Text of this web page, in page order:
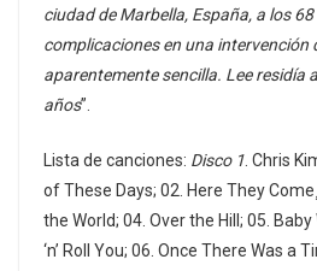
ciudad de Marbella, España, a los
complicaciones en una intervención
aparentemente sencilla. Lee residía
años”.
Lista de canciones: Disco 1 . Chris
of These Days; 02. Here They
the World; 04. Over the Hill; 05. Baby
‘n’ Roll You; 06. Once There Was a